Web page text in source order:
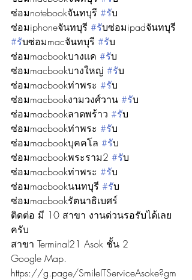
ซ่อมnotebookจันทบุรี #รับ
ซ่อมiphoneจันทบุรี #รับซ่อมipadจันทบุรี
#รับซ่อมmacจันทบุรี #รับ
ซ่อมmacbookบางเเค #รับ
ซ่อมmacbookบางใหญ่ #รับ
ซ่อมmacbookท่าพระ #รับ
ซ่อมmacbookงามวงศ์วาน #รับ
ซ่อมmacbookลาดพร้าว #รับ
ซ่อมmacbookท่าพระ #รับ
ซ่อมmacbookบุคคโล #รับ
ซ่อมmacbookพระราม2 #รับ
ซ่อมmacbookท่าพระ #รับ
ซ่อมmacbookนนทบุรี #รับ
ซ่อมmacbookรัตนาธิเบศร์
ติดต่อ มี 10 สาขา งานด่วนรอรับได้เลย
ครับ
สาขา Terminal21 Asok ชั้น 2
Google Map.
https://g.page/SmileITServiceAsoke?gm